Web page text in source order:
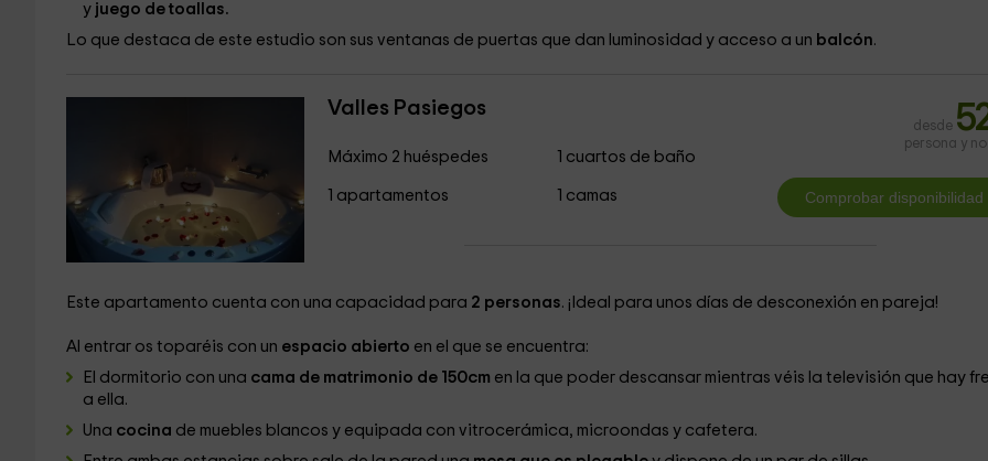
yjuego de toallas.
Lo que destaca de este estudio son sus ventanas de puertas que dan luminosidad y acceso a un balcón.
Valles Pasiegos
Máximo 2 huéspedes
1 apartamentos
1 cuartos de baño
1 camas
desde
persona y
Este apartamento cuenta con una capacidad para 2 personas. ¡Ideal para unos días de desconexión en pareja!
Al entrar os toparéis con un espacio abierto en el que se encuentra:
El dormitorio con una cama de matrimonio de 150cm en la que poder descansar mientras véis la televisión que hay
a ella.
Una cocina de muebles blancos y equipada con vitrocerámica, microondas y cafetera.